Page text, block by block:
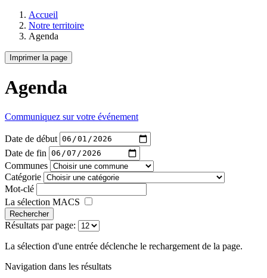
Accueil
Notre territoire
Agenda
Imprimer la page
Agenda
Communiquez sur votre événement
Date de début
Date de fin
Communes
Catégorie
Mot-clé
La sélection MACS
Rechercher
Résultats par page:
La sélection d'une entrée déclenche le rechargement de la page.
Navigation dans les résultats